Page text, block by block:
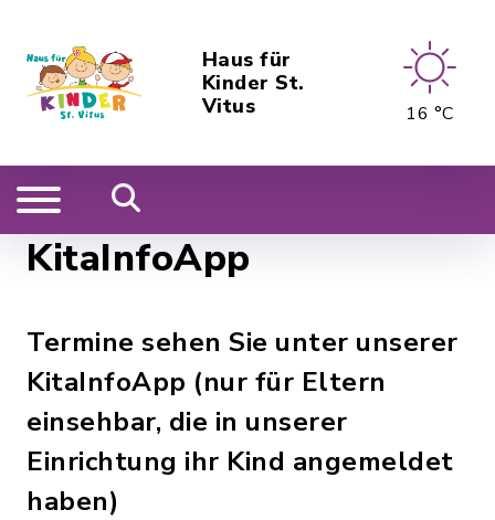
Haus für
Kinder St.
Vitus
16 °C
KitaInfoApp
Termine sehen Sie unter unserer
KitaInfoApp (nur für Eltern
einsehbar, die in unserer
Einrichtung ihr Kind angemeldet
haben)